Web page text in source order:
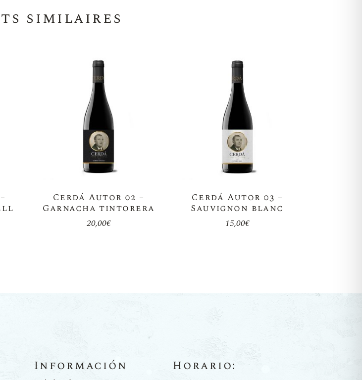
similaires
Cerdá Autor 02 –
Garnacha tintorera
20,00€
Cerdá Autor 03 –
Sauvignon blanc
15,00€
Información Horario: